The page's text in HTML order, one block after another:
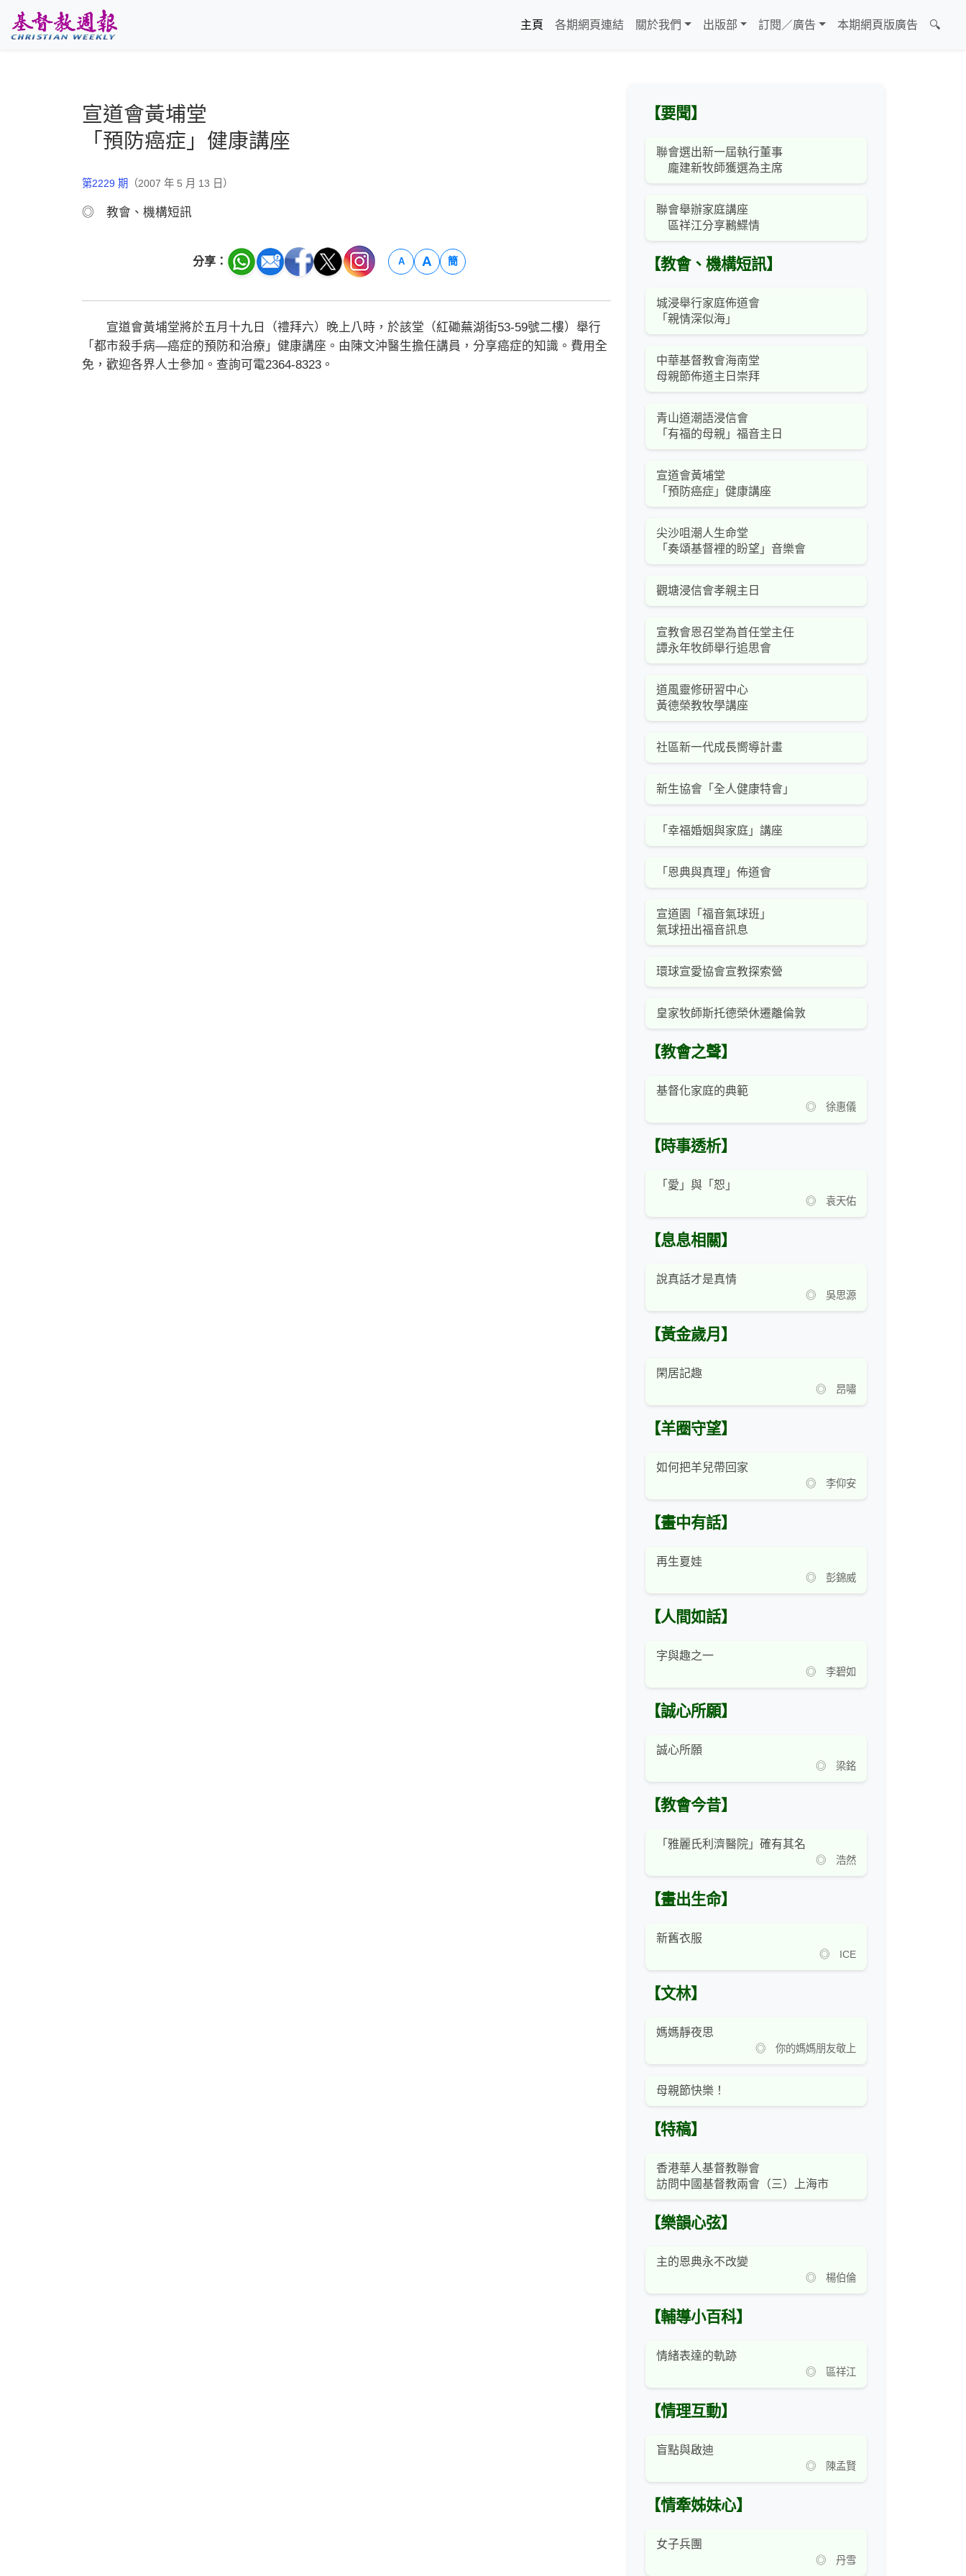
主頁
各期網頁連結 關於我們 出版部 訂閱／廣告 本期網頁版廣告 🔍
宣道會黃埔堂
「預防癌症」健康講座
第2229 期 （2007 年 5 月 13 日）
◎ 教會、機構短訊
分享： A A 簡
宣道會黃埔堂將於五月十九日（禮拜六）晚上八時，於該堂（紅磡蕪湖街53-59號二樓）舉行
「都市殺手病—癌症的預防和治療」健康講座。由陳文沖醫生擔任講員，分享癌症的知識。費用全
免，歡迎各界人士參加。查詢可電2364-8323。
【要聞】
聯會選出新一屆執行董事
龐建新牧師獲選為主席
聯會舉辦家庭講座
區祥江分享鶼鰈情
【教會、機構短訊】
城浸舉行家庭佈道會
「親情深似海」
中華基督教會海南堂
母親節佈道主日崇拜
青山道潮語浸信會
「有福的母親」福音主日
宣道會黃埔堂
「預防癌症」健康講座
尖沙咀潮人生命堂
「奏頌基督裡的盼望」音樂會
觀塘浸信會孝親主日
宣教會恩召堂為首任堂主任
譚永年牧師舉行追思會
道風靈修研習中心
黃德榮教牧學講座
社區新一代成長嚮導計畫
新生協會「全人健康特會」
「幸福婚姻與家庭」講座
「恩典與真理」佈道會
宣道園「福音氣球班」
氣球扭出福音訊息
環球宣愛協會宣教探索營
皇家牧師斯托德榮休遷離倫敦
【教會之聲】
基督化家庭的典範
◎ 徐惠儀
【時事透析】
「愛」與「恕」
◎ 袁天佑
【息息相關】
說真話才是真情
◎ 吳思源
【黃金歲月】
閑居記趣
◎ 昂嘯
【羊圈守望】
如何把羊兒帶回家
◎ 李仰安
【畫中有話】
再生夏娃
◎ 彭錦威
【人間如話】
字與趣之一
◎ 李碧如
【誠心所願】
誠心所願
◎ 梁銘
【教會今昔】
「雅麗氏利濟醫院」確有其名
◎ 浩然
【畫出生命】
新舊衣服
◎ ICE
【文林】
媽媽靜夜思
◎ 你的媽媽朋友敬上
母親節快樂！
【特稿】
香港華人基督教聯會
訪問中國基督教兩會（三）上海市
【樂韻心弦】
主的恩典永不改變
◎ 楊伯倫
【輔導小百科】
情緒表達的軌跡
◎ 區祥江
【情理互動】
盲點與啟迪
◎ 陳孟賢
【情牽姊妹心】
女子兵團
◎ 丹雪